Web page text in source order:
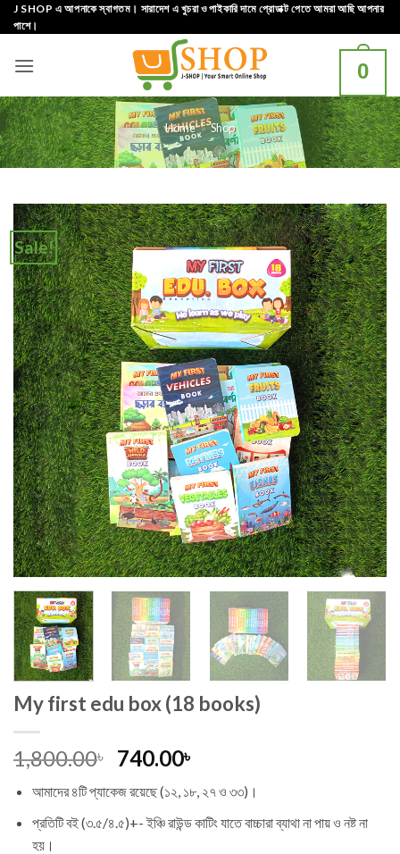
Skip
to
J SHOP এ আপনাকে স্বাগতম। সারাদেশ এ খুচরা ও পাইকারি দামে প্রোডাক্ট পেতে আমরা আছি আপনার
পাশে।
0
Home » Shop
Sale!
My first edu box (18 books)
1,800.00৳
Original
was:
1,800.00৳ .
740.00৳
is:
740.00৳ .
আমাদের ৪টি প্যাকেজ রয়েছে (১২, ১৮, ২৭ ও ৩৩)।
প্রতিটি বই (৩.৫/৪.৫)+- ইঞ্চি রাউন্ড কাটিং যাতে বাচ্চারা ব্যাথা না পায় ও নষ্ট না
হয়।